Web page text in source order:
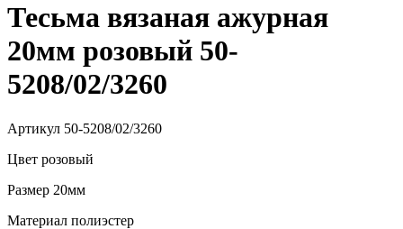
Тесьма вязаная ажурная
20мм розовый 50-
5208/02/3260
Артикул 50-5208/02/3260
Цвет розовый
Размер 20мм
Материал полиэстер